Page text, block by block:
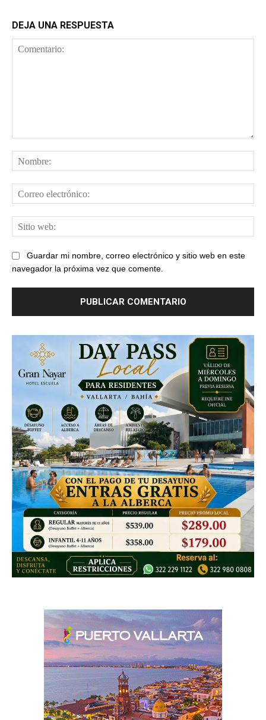
DEJA UNA RESPUESTA
Guardar mi nombre, correo electrónico y sitio web en este
navegador la próxima vez que comente.